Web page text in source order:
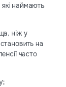
наймають
ніж у
на
часто